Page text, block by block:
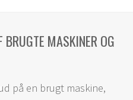
MASKINER OG
på en brugt maskine,